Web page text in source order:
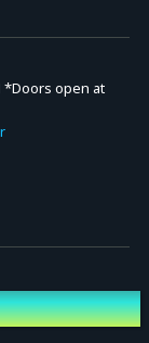
公演のみ)/そーたろ
。
*Doors open at